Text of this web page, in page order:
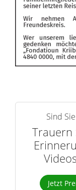
Sind
Trauern
Jetzt